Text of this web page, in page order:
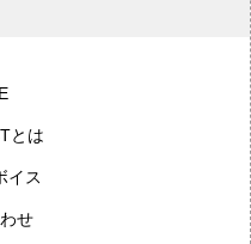
とは
イス
せ